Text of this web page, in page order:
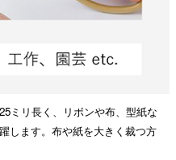
ミリ長く、リボンや布、型紙な
します。布や紙を大きく裁つ方